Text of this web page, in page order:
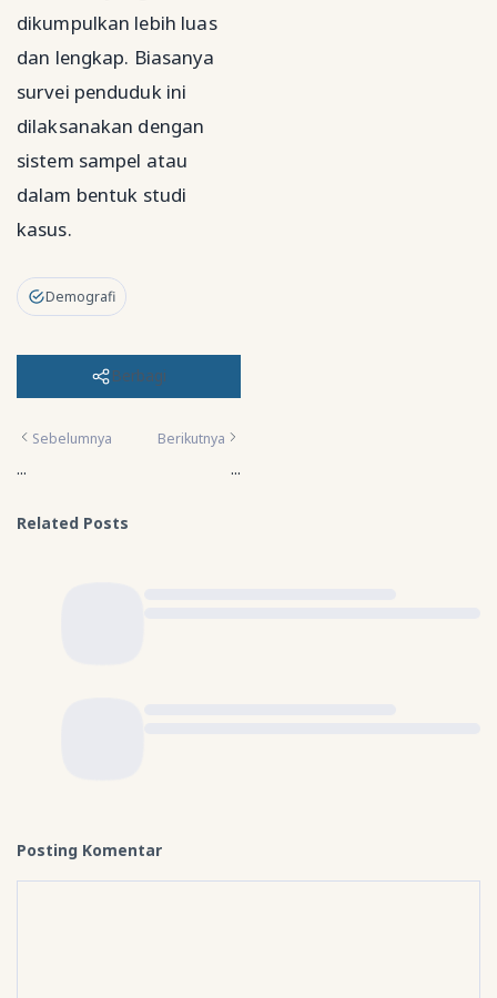
dikumpulkan lebih luas
dan lengkap. Biasanya
survei penduduk ini
dilaksanakan dengan
sistem sampel atau
dalam bentuk studi
kasus.
Demografi
Berbagi
Sebelumnya
...
Berikutnya
...
Related Posts
Posting Komentar